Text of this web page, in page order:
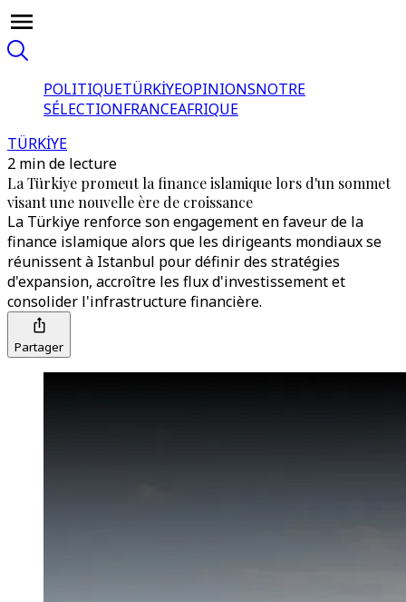
POLITIQUETÜRKİYEOPINIONSNOTRE
SÉLECTIONFRANCEAFRIQUE
TÜRKİYE
2 min de lecture
La Türkiye promeut la finance islamique lors d'un sommet
visant une nouvelle ère de croissance
La Türkiye renforce son engagement en faveur de la
finance islamique alors que les dirigeants mondiaux se
réunissent à Istanbul pour définir des stratégies
d'expansion, accroître les flux d'investissement et
consolider l'infrastructure financière.
Partager